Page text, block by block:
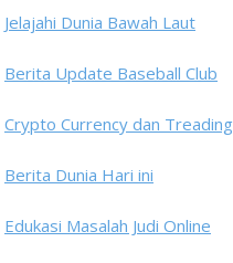
Jelajahi Dunia Bawah Laut
Berita Update Baseball Club
Crypto Currency dan Treading
Berita Dunia Hari ini
Edukasi Masalah Judi Online